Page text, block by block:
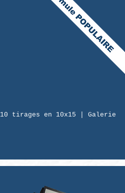
tirages en 10x15 | Galerie